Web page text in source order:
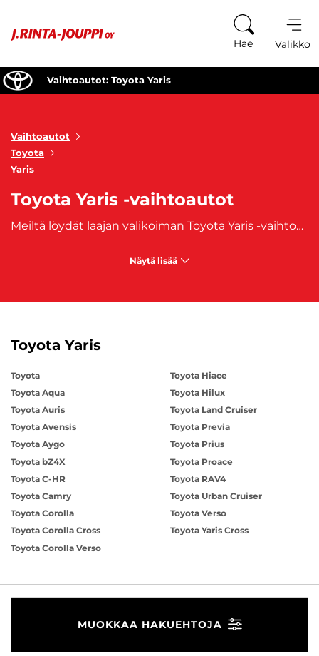
Hae Valikko
Vaihtoautot: Toyota Yaris
Vaihtoautot
Toyota
Yaris
Toyota Yaris -vaihtoautot
Meiltä löydät laajan valikoiman Toyota Yaris -vaihtoautoja! Toyota Yaris on Toyota Motor Corporationin valmistama
Näytä lisää
Toyota Yaris
Toyota
Toyota Aqua
Toyota Auris
Toyota Avensis
Toyota Aygo
Toyota bZ4X
Toyota C-HR
Toyota Camry
Toyota Corolla
Toyota Corolla Cross
Toyota Corolla Verso
Toyota Hiace
Toyota Hilux
Toyota Land Cruiser
Toyota Previa
Toyota Prius
Toyota Proace
Toyota RAV4
Toyota Urban Cruiser
Toyota Verso
Toyota Yaris Cross
MUOKKAA HAKUEHTOJA